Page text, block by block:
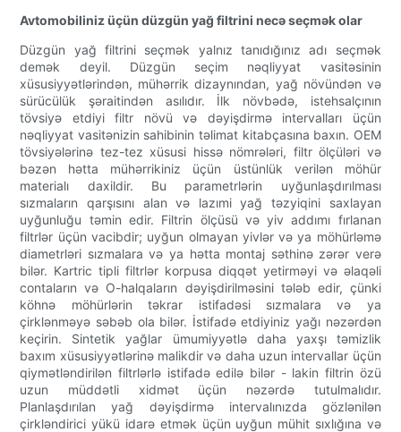
Avtomobiliniz üçün düzgün yağ filtrini necə seçmək olar
Düzgün yağ filtrini seçmək yalnız tanıdığınız adı seçmək
demək deyil. Düzgün seçim nəqliyyat vasitəsinin
xüsusiyyətlərindən, mühərrik dizaynından, yağ növündən və
sürücülük şəraitindən asılıdır. İlk növbədə, istehsalçının
tövsiyə etdiyi filtr növü və dəyişdirmə intervalları üçün
nəqliyyat vasitənizin sahibinin təlimat kitabçasına baxın. OEM
tövsiyələrinə tez-tez xüsusi hissə nömrələri, filtr ölçüləri və
bəzən hətta mühərrikiniz üçün üstünlük verilən möhür
materialı daxildir. Bu parametrlərin uyğunlaşdırılması
sızmaların qarşısını alan və lazımi yağ təzyiqini saxlayan
uyğunluğu təmin edir. Filtrin ölçüsü və yiv addımı fırlanan
filtrlər üçün vacibdir; uyğun olmayan yivlər və ya möhürləmə
diametrləri sızmalara və ya hətta montaj səthinə zərər verə
bilər. Kartric tipli filtrlər korpusa diqqət yetirməyi və əlaqəli
contaların və O-halqaların dəyişdirilməsini tələb edir, çünki
köhnə möhürlərin təkrar istifadəsi sızmalara və ya
çirklənməyə səbəb ola bilər. İstifadə etdiyiniz yağı nəzərdən
keçirin. Sintetik yağlar ümumiyyətlə daha yaxşı təmizlik
baxım xüsusiyyətlərinə malikdir və daha uzun intervallar üçün
qiymətləndirilən filtrlərlə istifadə edilə bilər - lakin filtrin özü
uzun müddətli xidmət üçün nəzərdə tutulmalıdır.
Planlaşdırılan yağ dəyişdirmə intervalınızda gözlənilən
çirkləndirici yükü idarə etmək üçün uyğun mühit sıxlığına və